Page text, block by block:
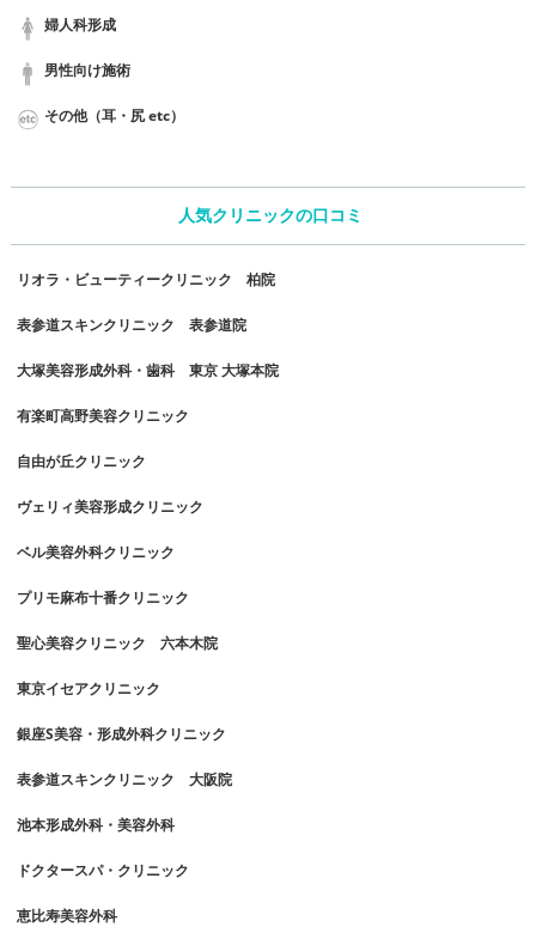
婦人科形成
男性向け施術
その他（耳・尻 etc）
人気クリニックの口コミ
リオラ・ビューティークリニック 柏院
表参道スキンクリニック 表参道院
大塚美容形成外科・歯科 東京 大塚本院
有楽町高野美容クリニック
自由が丘クリニック
ヴェリィ美容形成クリニック
ベル美容外科クリニック
プリモ麻布十番クリニック
聖心美容クリニック 六本木院
東京イセアクリニック
銀座S美容・形成外科クリニック
表参道スキンクリニック 大阪院
池本形成外科・美容外科
ドクタースパ・クリニック
恵比寿美容外科